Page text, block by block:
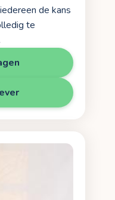
de kans
te